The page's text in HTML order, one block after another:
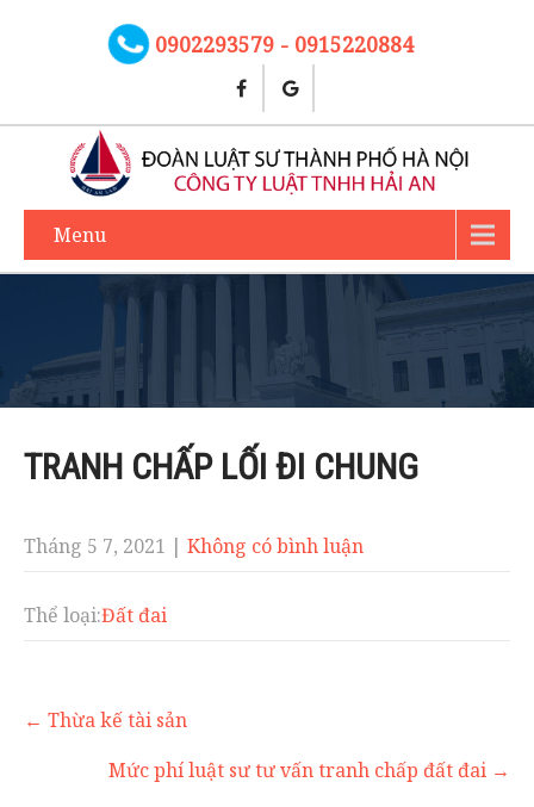
0902293579 - 0915220884
Menu
TRANH CHẤP LỐI ĐI CHUNG
Tháng 5 7, 2021 | Không có bình luận
Thể loại:Đất đai
Post
navigation
← Thừa kế tài sản
Mức phí luật sư tư vấn tranh chấp đất đai →